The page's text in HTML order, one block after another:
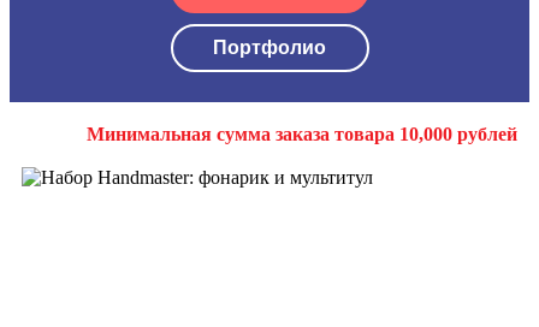
Портфолио
Минимальная сумма заказа товара 10,000 рублей